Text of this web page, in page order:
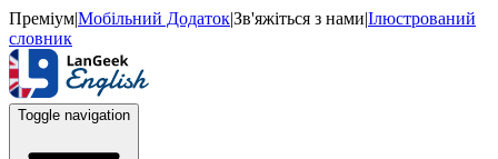
Преміум|Мобільний Додаток|Зв'яжіться з нами|Ілюстрований
словник
Toggle navigation